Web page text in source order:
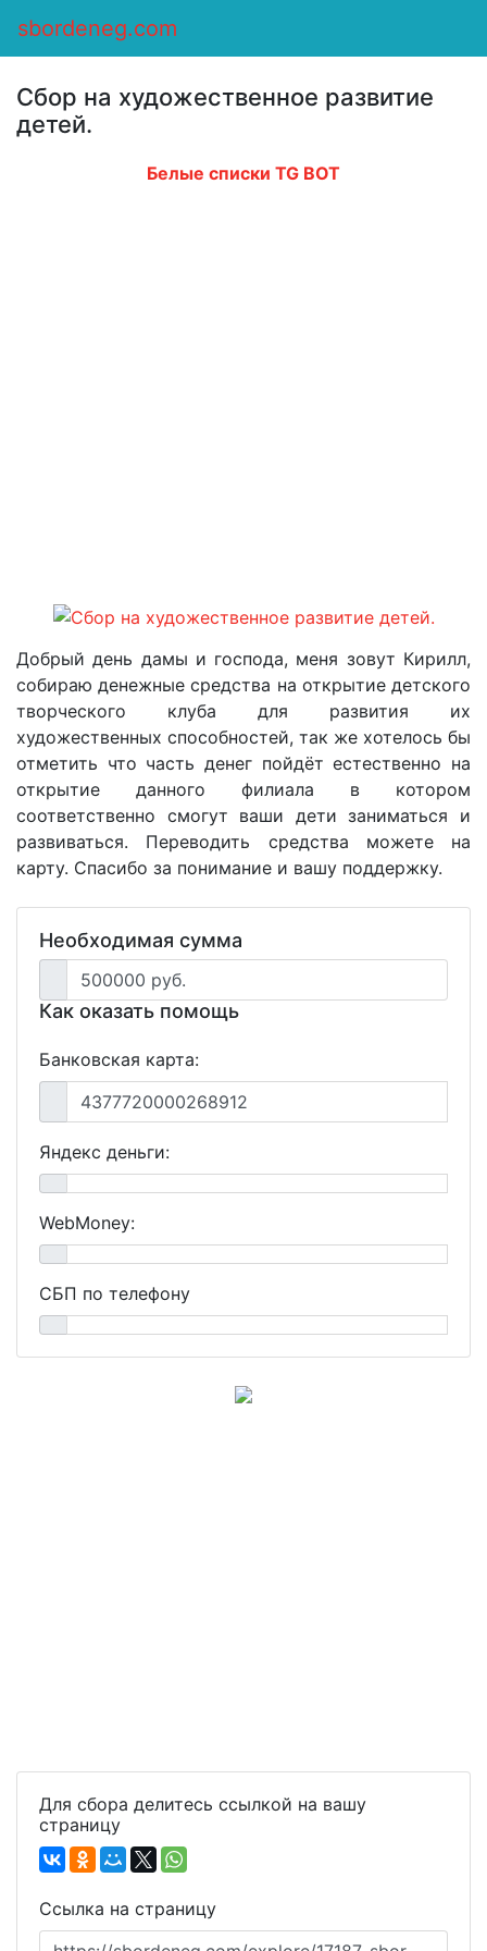
sbordeneg.com
Сбор денег/ Оказать помощь
развитие детей.
Сбор на художественное развитие
детей.
Белые списки TG BOT
Добрый день дамы и господа, меня зовут Кирилл,
собираю денежные средства на открытие детского
творческого клуба для развития их
художественных способностей, так же хотелось бы
отметить что часть денег пойдёт естественно на
открытие данного филиала в котором
соответственно смогут ваши дети заниматься и
развиваться. Переводить средства можете на
карту. Спасибо за понимание и вашу поддержку.
Необходимая сумма
500000 руб.
Как оказать помощь
Банковская карта:
4377720000268912
Яндекс деньги:
WebMoney:
СБП по телефону
Для сбора делитесь ссылкой на вашу
страницу
Ссылка на страницу